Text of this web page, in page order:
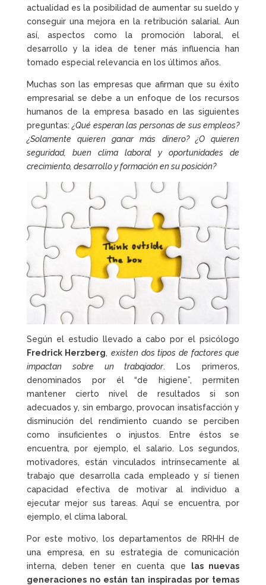
actualidad es la posibilidad de aumentar su sueldo y
conseguir una mejora en la retribución salarial. Aun
así, aspectos como la promoción laboral, el
desarrollo y la idea de tener más influencia han
tomado especial relevancia en los últimos años.
Muchas son las empresas que afirman que su éxito
empresarial se debe a un enfoque de los recursos
humanos de la empresa basado en las siguientes
preguntas:¿Qué esperan las personas de sus empleos?
¿Solamente quieren ganar más dinero? ¿O quieren
seguridad, buen clima laboral y oportunidades de
crecimiento, desarrollo y formación en su posición?
Según el estudio llevado a cabo por el psicólogo
Fredrick Herzberg,existen dos tipos de factores que
impactan sobre un trabajador. Los primeros,
denominados por él “de higiene”, permiten
mantener cierto nivel de resultados si son
adecuados y, sin embargo, provocan insatisfacción y
disminución del rendimiento cuando se perciben
como insuficientes o injustos. Entre éstos se
encuentra, por ejemplo, el salario. Los segundos,
motivadores, están vinculados intrínsecamente al
trabajo que desarrolla cada empleado y sí tienen
capacidad efectiva de motivar al individuo a
ejecutar mejor sus tareas. Aquí se encuentra, por
ejemplo, el clima laboral.
Por este motivo, los departamentos de RRHH de
una empresa, en su estrategia de comunicación
interna, deben tener en cuenta que
las nuevas
generaciones no están tan inspiradas por temas